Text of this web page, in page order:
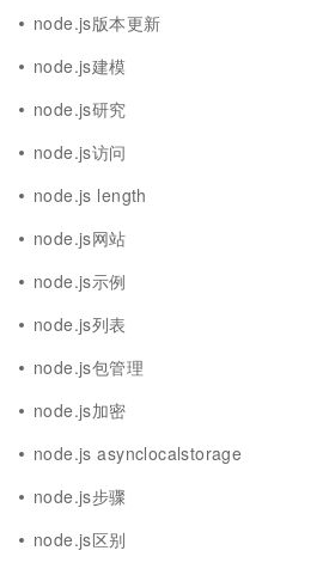
node.js版本更新
node.js建模
node.js研究
node.js访问
node.js length
node.js网站
node.js示例
node.js列表
node.js包管理
node.js加密
node.js asynclocalstorage
node.js步骤
node.js区别